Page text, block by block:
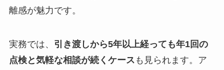
離感が魅力です。
実務では、 引き渡しから5年以上経っても年1回の
点検と気軽な相談が続くケース も見られます。ア